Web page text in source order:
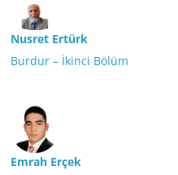
Nusret Ertürk
Burdur – İkinci Bölüm
Emrah Erçek